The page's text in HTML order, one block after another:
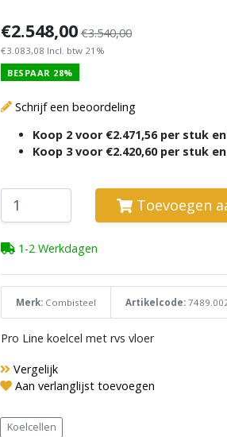
€2.548,00 €3.540,00
€3.083,08 Incl. btw 21%
BESPAAR 28%
Schrijf een beoordeling
Koop 2 voor €2.471,56 per stuk
Koop 3 voor €2.420,60 per stuk
Toevoegen
1-2 Werkdagen
Merk: Combisteel Artikelcode:
Pro Line koelcel met rvs vloer
Vergelijk
Aan verlanglijst toevoegen
Koelcellen